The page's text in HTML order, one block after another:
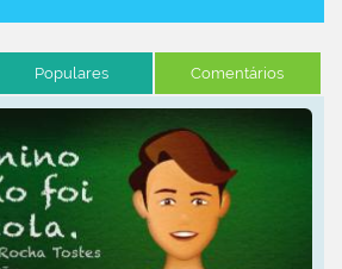
Populares Comentários